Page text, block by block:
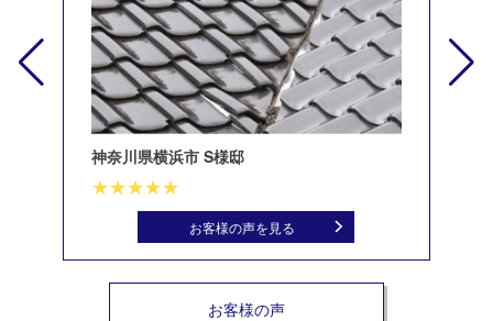
神奈川県横浜市 S様邸
お客様の声を見る
お客様の声